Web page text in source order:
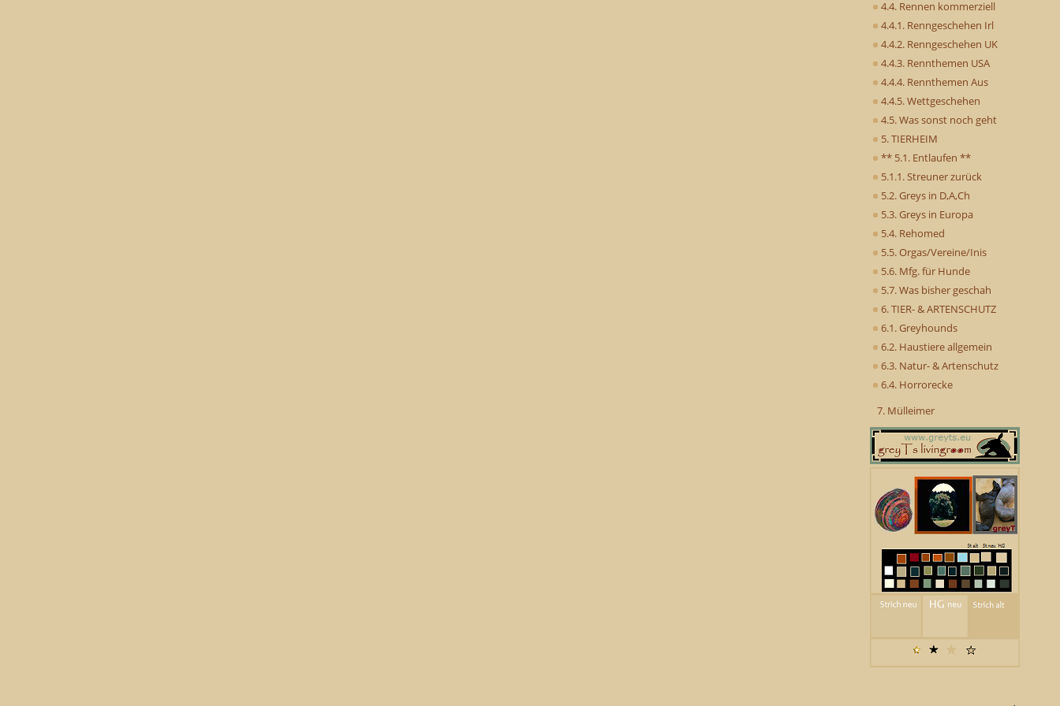
4.4. Rennen kommerziell
4.4.1. Renngeschehen Irl
4.4.2. Renngeschehen UK
4.4.3. Rennthemen USA
4.4.4. Rennthemen Aus
4.4.5. Wettgeschehen
4.5. Was sonst noch geht
5. TIERHEIM
** 5.1. Entlaufen **
5.1.1. Streuner zurück
5.2. Greys in D,A,Ch
5.3. Greys in Europa
5.4. Rehomed
5.5. Orgas/Vereine/Inis
5.6. Mfg. für Hunde
5.7. Was bisher geschah
6. TIER- & ARTENSCHUTZ
6.1. Greyhounds
6.2. Haustiere allgemein
6.3. Natur- & Artenschutz
6.4. Horrorecke
7. Mülleimer